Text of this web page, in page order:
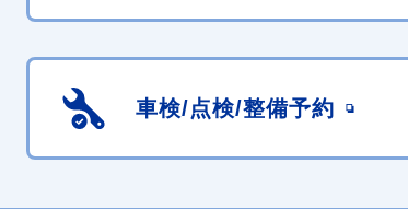
車検/点検/整備予約